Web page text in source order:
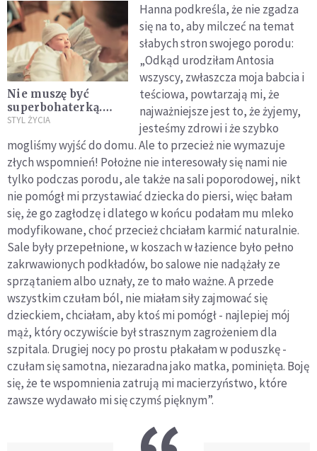
Nie muszę być
superbohaterką.
Mogę być zwyczajna,
humoru
STYL ŻYCIA
Hanna podkreśla, że nie zgadza
się na to, aby milczeć na temat
słabych stron swojego porodu:
„Odkąd urodziłam Antosia
wszyscy, zwłaszcza moja babcia i
teściowa, powtarzają mi, że
najważniejsze jest to, że żyjemy,
jesteśmy zdrowi i że szybko
mogliśmy wyjść do domu. Ale to przecież nie wymazuje
złych wspomnień! Położne nie interesowały się nami nie
tylko podczas porodu, ale także na sali poporodowej, nikt
nie pomógł mi przystawiać dziecka do piersi, więc bałam
się, że go zagłodzę i dlatego w końcu podałam mu mleko
modyfikowane, choć przecież chciałam karmić naturalnie.
Sale były przepełnione, w koszach w łazience było pełno
zakrwawionych podkładów, bo salowe nie nadążały ze
sprzątaniem albo uznały, ze to mało ważne. A przede
wszystkim czułam ból, nie miałam siły zajmować się
dzieckiem, chciałam, aby ktoś mi pomógł - najlepiej mój
mąż, który oczywiście był strasznym zagrożeniem dla
szpitala. Drugiej nocy po prostu płakałam w poduszkę -
czułam się samotna, niezaradna jako matka, pominięta. Boję
się, że te wspomnienia zatrują mi macierzyństwo, które
zawsze wydawało mi się czymś pięknym”.